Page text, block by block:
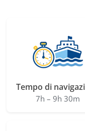
Tempo di
7h – 9h 30m